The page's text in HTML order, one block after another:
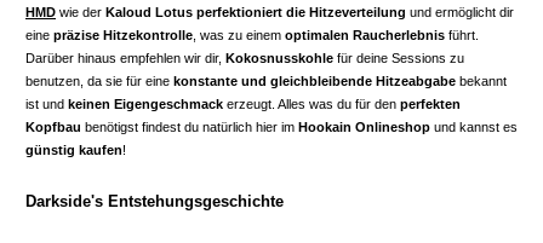
HMD wie der Kaloud Lotus perfektioniert die Hitzeverteilung und ermöglicht dir
eine präzise Hitzekontrolle , was zu einem optimalen Raucherlebnis führt.
Darüber hinaus empfehlen wir dir, Kokosnusskohle für deine Sessions zu
benutzen, da sie für eine konstante und gleichbleibende Hitzeabgabe bekannt
ist und keinen Eigengeschmack erzeugt. Alles was du für den perfekten
Kopfbau benötigst findest du natürlich hier im Hookain Onlineshop und kannst es
günstig kaufen!
Darkside's Entstehungsgeschichte